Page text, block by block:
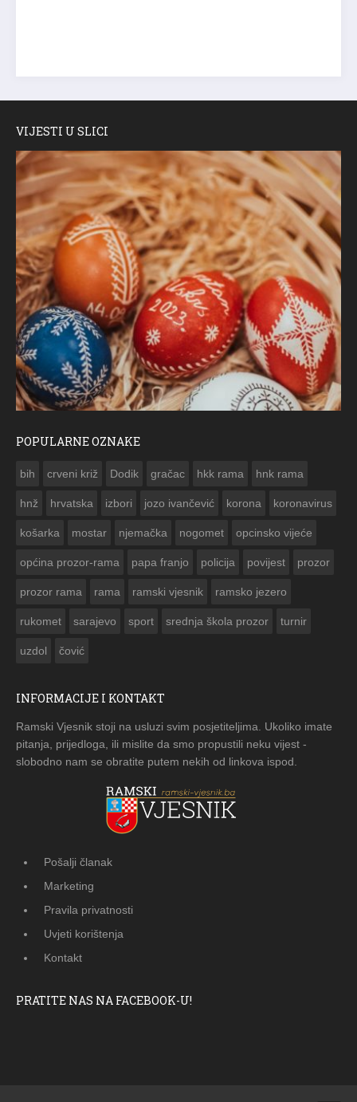
VIJESTI U SLICI
POPULARNE OZNAKE
bih crveni križ Dodik gračac hkk rama hnk rama
hnž hrvatska izbori jozo ivančević korona koronavirus
košarka mostar njemačka nogomet opcinsko vijeće
općina prozor-rama papa franjo policija povijest prozor
prozor rama rama ramski vjesnik ramsko jezero
rukomet sarajevo sport srednja škola prozor turnir
uzdol čović
INFORMACIJE I KONTAKT
Ramski Vjesnik stoji na usluzi svim posjetiteljima. Ukoliko imate
pitanja, prijedloga, ili mislite da smo propustili neku vijest -
slobodno nam se obratite putem nekih od linkova ispod.
Pošalji članak
Marketing
Pravila privatnosti
Uvjeti korištenja
Kontakt
PRATITE NAS NA FACEBOOK-U!